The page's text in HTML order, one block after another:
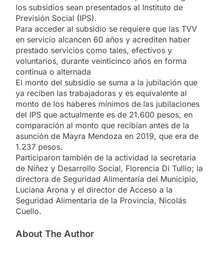
los subsidios sean presentados al Instituto de
Previsión Social (IPS).
Para acceder al subsidio se requiere que las TVV
en servicio alcancen 60 años y acrediten haber
prestado servicios como tales, efectivos y
voluntarios, durante veinticinco años en forma
continua o alternada
El monto del subsidio se suma a la jubilación que
ya reciben las trabajadoras y es equivalente al
monto de los haberes mínimos de las jubilaciones
del IPS que actualmente es de 21.600 pesos, en
comparación al monto que recibían antes de la
asunción de Mayra Mendoza en 2019, que era de
1.237 pesos.
Participaron también de la actividad la secretaria
de Niñez y Desarrollo Social, Florencia Di Tullio; la
directora de Seguridad Alimentaria del Municipio,
Luciana Arona y el director de Acceso a la
Seguridad Alimentaria de la Provincia, Nicolás
Cuello.
About The Author